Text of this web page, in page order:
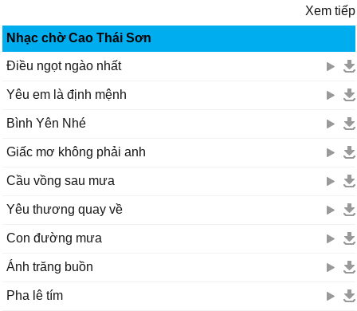
Xem tiếp
Nhạc chờ Cao Thái Sơn
Điều ngọt ngào nhất
Yêu em là định mệnh
Bình Yên Nhé
Giấc mơ không phải anh
Cầu vồng sau mưa
Yêu thương quay về
Con đường mưa
Ánh trăng buồn
Pha lê tím